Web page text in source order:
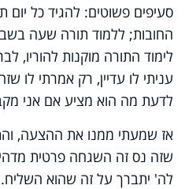
סעיפים פשוטים: להגיד כל
החובות; ללמוד תורה שעה
לימוד התורה מוקנות להוריו,
עניתי לו עדיין, רק אמרתי לו
לדעת מה הוא מציע אם אני
אז שמעתי ממנו את ההצעה,
שזה נס זה השגחה פרטית
לה' יתברך על זה שהוא השליח.